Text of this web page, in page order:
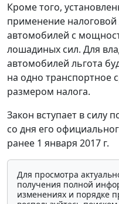
Кроме того,
применение
автомобилей с
лошадиных сил. Для
автомобилей льгота
на одно транспортное
размером налога.
Закон вступает в силу
со дня его
ранее 1 января 2017 г.
Для просмотра
получения полной
изменениях и порядке